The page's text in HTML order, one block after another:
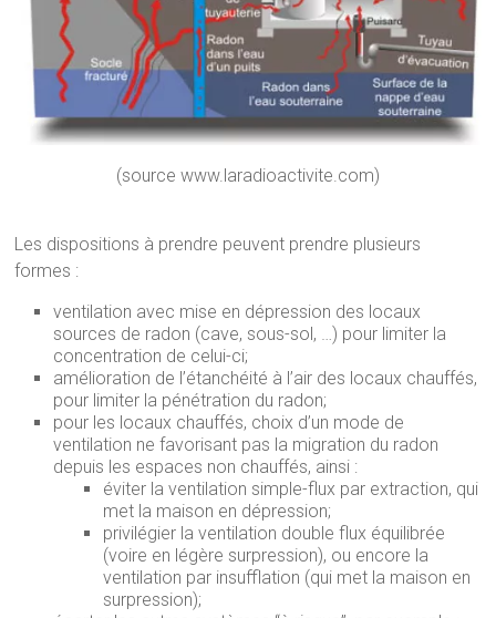
(source www.laradioactivite.com)
Les dispositions à prendre peuvent prendre plusieurs
formes :
ventilation avec mise en dépression des locaux
sources de radon (cave, sous-sol, …) pour limiter la
concentration de celui-ci;
amélioration de l’étanchéité à l’air des locaux chauffés,
pour limiter la pénétration du radon;
pour les locaux chauffés, choix d’un mode de
ventilation ne favorisant pas la migration du radon
depuis les espaces non chauffés, ainsi :
éviter la ventilation simple-flux par extraction, qui
met la maison en dépression;
privilégier la ventilation double flux équilibrée
(voire en légère surpression), ou encore la
ventilation par insufflation (qui met la maison en
surpression);